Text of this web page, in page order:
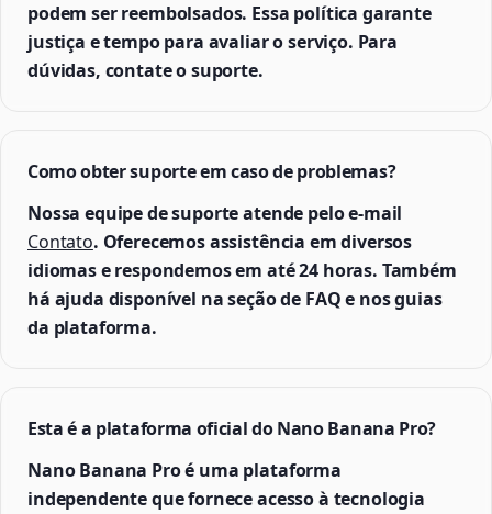
podem ser reembolsados. Essa política garante
justiça e tempo para avaliar o serviço. Para
dúvidas, contate o suporte.
Como obter suporte em caso de problemas?
Nossa equipe de suporte atende pelo e-mail
Contato. Oferecemos assistência em diversos
idiomas e respondemos em até 24 horas. Também
há ajuda disponível na seção de FAQ e nos guias
da plataforma.
Esta é a plataforma oficial do Nano Banana Pro?
Nano Banana Pro é uma plataforma
independente que fornece acesso à tecnologia